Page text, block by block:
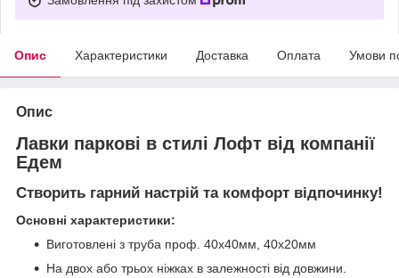
Опис Характеристики Доставка Оплата Умови
Опис
Лавки паркові в стилі Лофт від компанії
Едем
Створить гарний настрій та комфорт відпочинку!
Основні характеристики:
Виготовлені з труба проф. 40х40мм, 40х20мм
На двох або трьох ніжках в залежності від довжини.